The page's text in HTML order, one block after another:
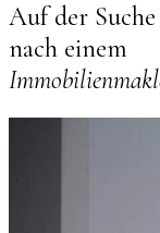
Auf der Suche
nach einem